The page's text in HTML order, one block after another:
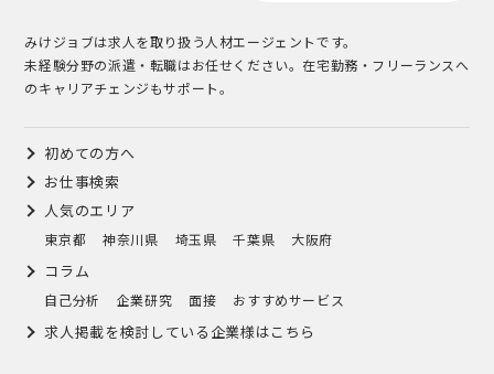
みけジョブは求人を取り扱う人材エージェントです。
未経験分野の派遣・転職はお任せください。在宅勤務・フリーランスへ
のキャリアチェンジもサポート。
初めての方へ
お仕事検索
人気のエリア
東京都 神奈川県 埼玉県 千葉県 大阪府
コラム
自己分析 企業研究 面接 おすすめサービス
求人掲載を検討している企業様はこちら